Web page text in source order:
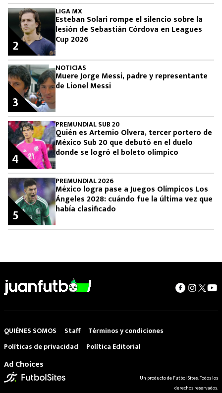
LIGA MX
Esteban Solari rompe el silencio sobre la
lesión de Sebastián Córdova en Leagues
Cup 2026
2
NOTICIAS
Muere Jorge Messi, padre y representante
de Lionel Messi
3
PREMUNDIAL SUB 20
Quién es Artemio Olvera, tercer portero de
México Sub 20 que debutó en el duelo
donde se logró el boleto olímpico
4
PREMUNDIAL 2026
México logra pase a Juegos Olímpicos Los
Ángeles 2028: cuándo fue la última vez que
había clasificado
5
QUIÉNES SOMOS Staff
Términos y condiciones
Políticas de privacidad
Política Editorial
Ad Choices
Un producto de Futbol Sites. Todos los
derechos reservados.